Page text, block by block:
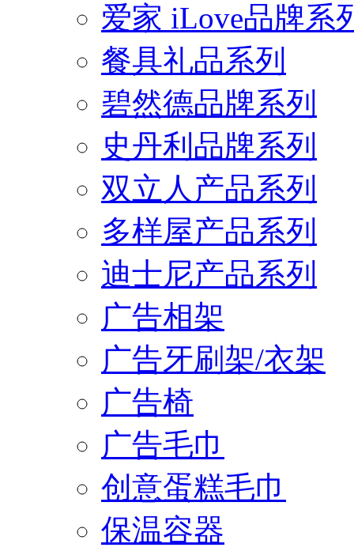
爱家 iLove品牌系
餐具礼品系列
碧然德品牌系列
史丹利品牌系列
双立人产品系列
多样屋产品系列
迪士尼产品系列
广告相架
广告牙刷架/衣架
广告椅
广告毛巾
创意蛋糕毛巾
保温容器